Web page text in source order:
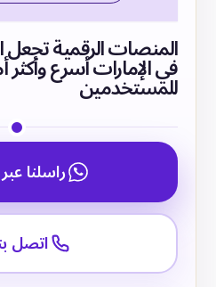
المنصات الرقمية تجعل
في الإمارات أسرع وأكثر
للمستخدمين
راسلنا
اتصل